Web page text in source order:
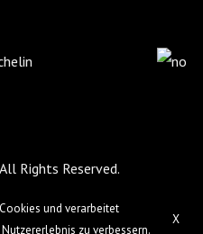
X
und verarbeitet
zu verbessern.
Rights Reserved.